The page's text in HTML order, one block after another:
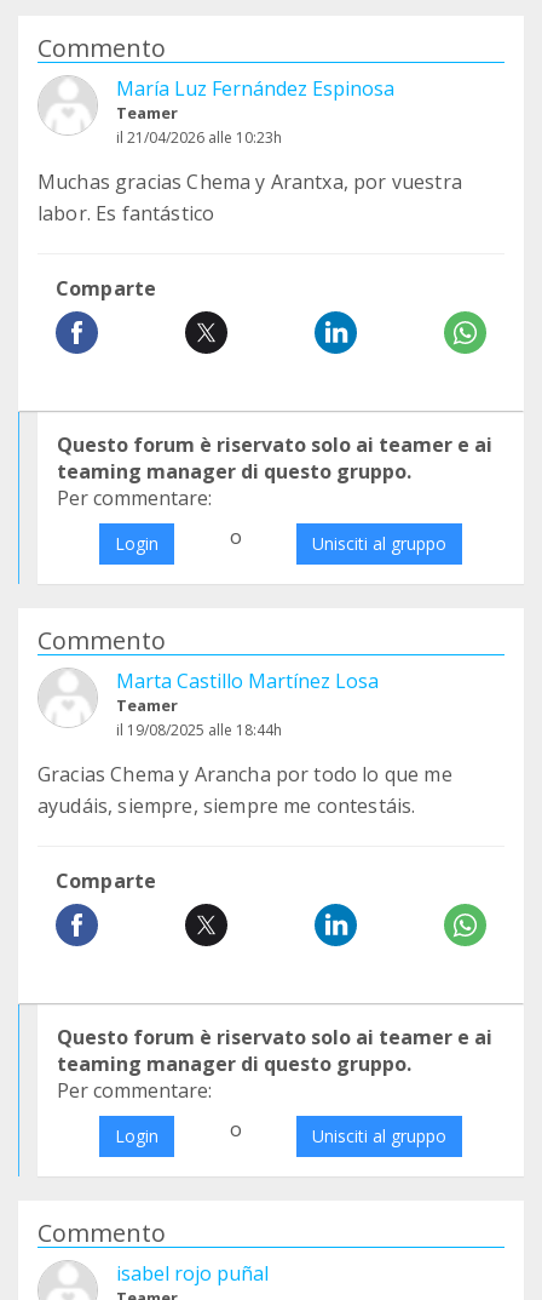
Commento
María Luz Fernández Espinosa
Teamer
il 21/04/2026 alle 10:23h
Muchas gracias Chema y Arantxa, por vuestra
labor. Es fantástico
Comparte
Questo forum è riservato solo ai teamer e ai
teaming manager di questo gruppo.
Per commentare:
Login o Unisciti al gruppo
Commento
Marta Castillo Martínez Losa
Teamer
il 19/08/2025 alle 18:44h
Gracias Chema y Arancha por todo lo que me
ayudáis, siempre, siempre me contestáis.
Comparte
Questo forum è riservato solo ai teamer e ai
teaming manager di questo gruppo.
Per commentare:
Login o Unisciti al gruppo
Commento
isabel rojo puñal